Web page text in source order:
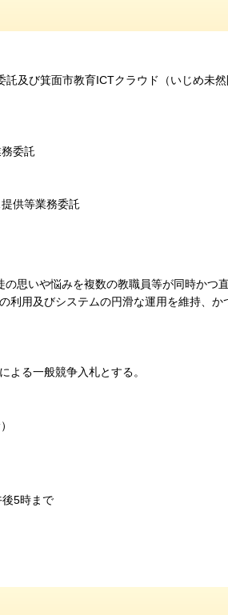
及び箕面市教育ICTクラウド（いじめ未然
委託
供等業務委託
思いや悩みを複数の教職員等が同時かつ
利用及びシステムの円滑な運用を維持、か
る一般競争入札とする。
5時まで